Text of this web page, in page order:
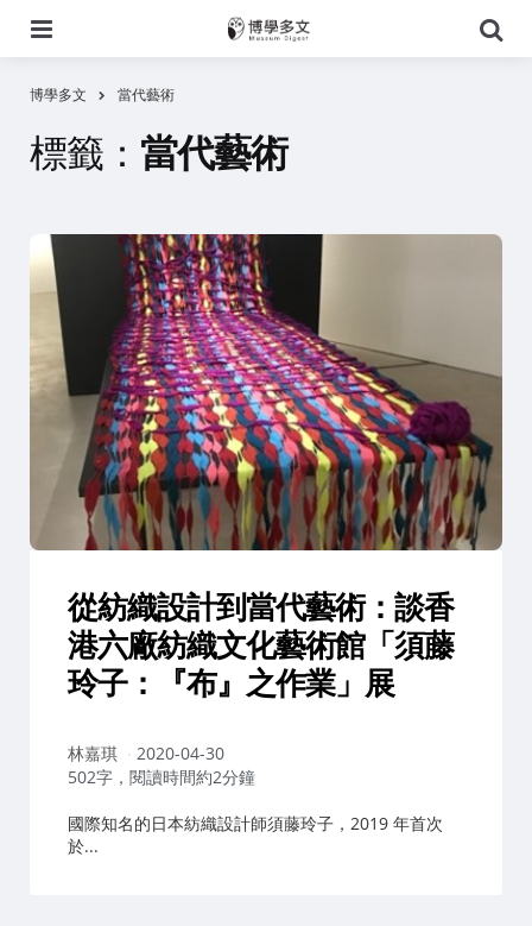
尋
博學多文 當代藝術
標籤： 當代藝術
從紡織設計到當代藝術：談香
港六廠紡織文化藝術館「須藤
玲子：『布』之作業」展
作
者：
林嘉琪
2020-04-30
502字，閱讀時間約2分鐘
國際知名的日本紡織設計師須藤玲子，2019 年首次
於...